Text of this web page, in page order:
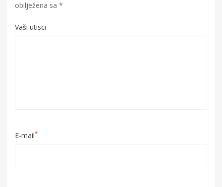
obilježena sa *
Vaši utisci
E-mail*